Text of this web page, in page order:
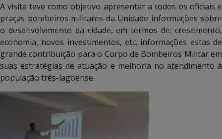
A visita teve como objetivo apresentar a todos os oficiais e
praças bombeiros militares da Unidade informações sobre
o desenvolvimento da cidade, em termos de: crescimento,
economia, novos investimentos, etc. informações estas de
grande contribuição para o Corpo de Bombeiros Militar em
suas estratégias de atuação e melhoria no atendimento à
população três-lagoense.